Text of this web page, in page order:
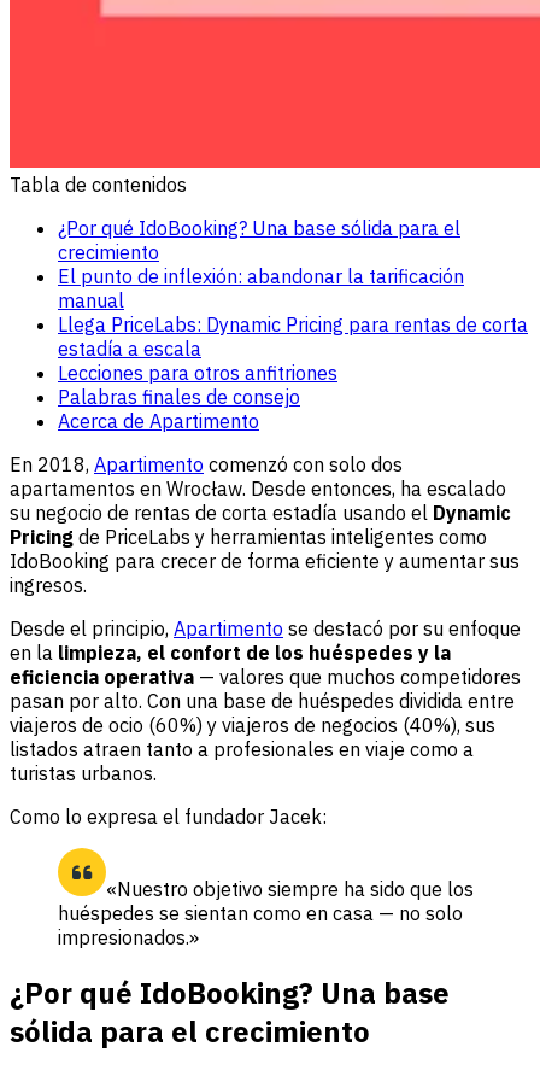
Tabla de contenidos
¿Por qué IdoBooking? Una base sólida para el
crecimiento
El punto de inflexión: abandonar la tarificación
manual
Llega PriceLabs: Dynamic Pricing para rentas de corta
estadía a escala
Lecciones para otros anfitriones
Palabras finales de consejo
Acerca de Apartimento
En 2018, Apartimento comenzó con solo dos
apartamentos en Wrocław. Desde entonces, ha escalado
su negocio de rentas de corta estadía usando el Dynamic
Pricing de PriceLabs y herramientas inteligentes como
IdoBooking para crecer de forma eficiente y aumentar sus
ingresos.
Desde el principio, Apartimento se destacó por su enfoque
en la limpieza, el confort de los huéspedes y la
eficiencia operativa — valores que muchos competidores
pasan por alto. Con una base de huéspedes dividida entre
viajeros de ocio (60%) y viajeros de negocios (40%), sus
listados atraen tanto a profesionales en viaje como a
turistas urbanos.
Como lo expresa el fundador Jacek:
«Nuestro objetivo siempre ha sido que los
huéspedes se sientan como en casa — no solo
impresionados.»
¿Por qué IdoBooking? Una base
sólida para el crecimiento